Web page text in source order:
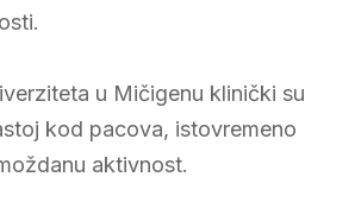
u Mičigenu klinički su
kod pacova, istovremeno
aktivnost.